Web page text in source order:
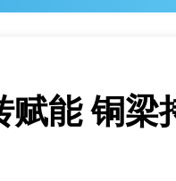
赋能 铜梁